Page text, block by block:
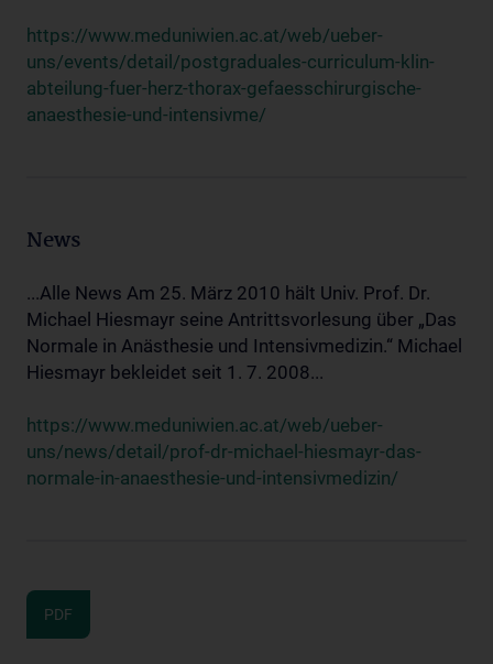
https://www.meduniwien.ac.at/web/ueber-
uns/events/detail/postgraduales-curriculum-klin-
abteilung-fuer-herz-thorax-gefaesschirurgische-
anaesthesie-und-intensivme/
News
...Alle News Am 25. März 2010 hält Univ. Prof. Dr.
Michael Hiesmayr seine Antrittsvorlesung über „Das
Normale in Anästhesie und Intensivmedizin.“ Michael
Hiesmayr bekleidet seit 1. 7. 2008...
https://www.meduniwien.ac.at/web/ueber-
uns/news/detail/prof-dr-michael-hiesmayr-das-
normale-in-anaesthesie-und-intensivmedizin/
PDF